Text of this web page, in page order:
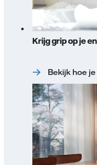
Krijg grip op je
Bekijk hoe